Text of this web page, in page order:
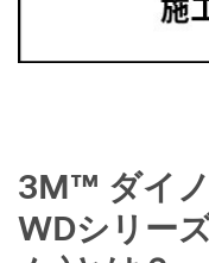
3M™ ダイ
WDシリー